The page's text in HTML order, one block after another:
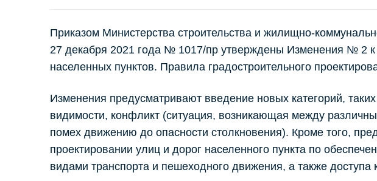
Приказом Министерства строительства и жилищно-
27 декабря 2021 года № 1017/пр утверждены Изменения № 2
населенных пунктов. Правила градостроительного
Изменения предусматривают введение новых категорий,
видимости, конфликт (ситуация, возникающая между
помех движению до опасности столкновения). Кроме того,
проектировании улиц и дорог населенного пункта по
видами транспорта и пешеходного движения, а также доступа